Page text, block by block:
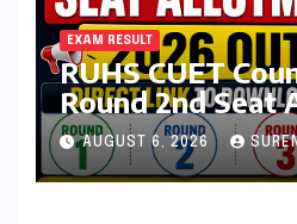
EXAM RESULT
RUHS CUET
Round 2nd Seat
Result Out :
College
College
AUGUST 6, 2026